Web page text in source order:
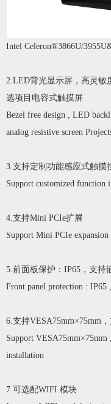
Intel Celeron®3866U/
2.LED背光显示屏，高灵敏
选项目电容式触摸屏
Bezel free design , LED
analog resistive screen
3.支持定制功能感应式触摸
Support customized function
4.支持Mini PCIe扩展
Support Mini PCIe expansion
5.前面板保护：IP65，支持
Front panel protection : IP65
6.支持VESA75mm×75mm
Support VESA75mm×75mm
installation
7.可选配WIFI 模块